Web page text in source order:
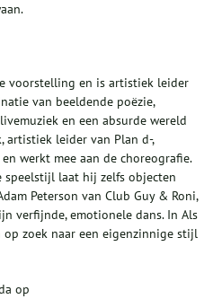
voorstelling en is artistiek leider
van beeldende poëzie,
en een absurde wereld
artistiek leider van Plan d-,
werkt mee aan de choreografie.
laat hij zelfs objecten
Peterson van Club Guy & Roni,
verfijnde, emotionele dans. In Als
zoek naar een eigenzinnige stijl
op